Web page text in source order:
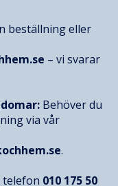
beställning eller
– vi svarar
Behöver du
via vår
.
telefon 010 175 50